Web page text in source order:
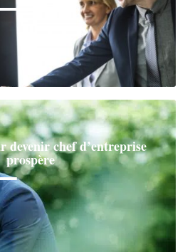
devenir chef d’entreprise
prospère